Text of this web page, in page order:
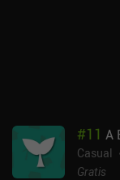
puedes jugar#11 A
Casual
Gratis